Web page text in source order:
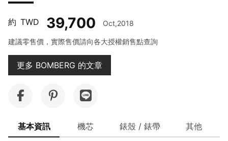
約 TWD 39,700 Oct,2018
建議零售價，實際售價請向各大授權銷售點查詢
更多 BOMBERG 的文章
基本資訊 機芯 錶殼 / 錶帶 其他